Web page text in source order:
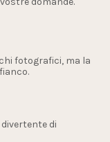
fotografici, ma la
di